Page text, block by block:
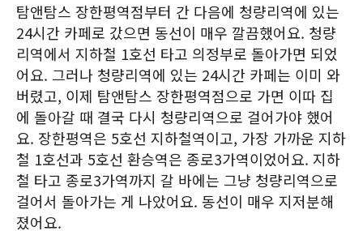
탐앤탐스 장한평역점부터 간 다음에 청량리역에 있는
24시간 카페로 갔으면 동선이 매우 깔끔했어요. 청량
리역에서 지하철 1호선 타고 의정부로 돌아가면 되었
어요. 그러나 청량리역에 있는 24시간 카페는 이미 와
버렸고, 이제 탐앤탐스 장한평역점으로 가면 이따 집
에 돌아갈 때 결국 다시 청량리역으로 걸어가야 했어
요. 장한평역은 5호선 지하철역이고, 가장 가까운 지하
철 1호선과 5호선 환승역은 종로3가역이었어요. 지하
철 타고 종로3가역까지 갈 바에는 그냥 청량리역으로
걸어서 돌아가는 게 나았어요. 동선이 매우 지저분해
졌어요.